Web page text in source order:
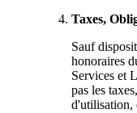
Taxes,
Sauf
honoraires
Services et
pas les
d'utilisation,